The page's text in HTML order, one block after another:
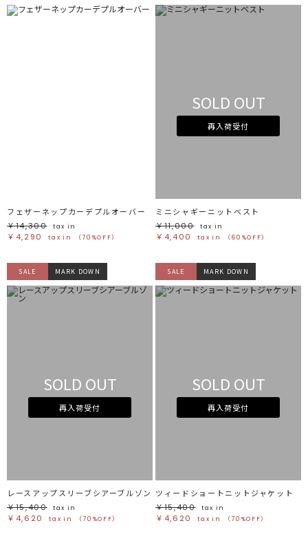
フェザーネップカーデプルオーバー
￥14,300
tax in
￥4,290 tax in （70%OFF）
SOLD OUT
再入荷受付
ミニシャギーニットベスト
￥11,000
tax in
￥4,400 tax in （60%OFF）
SALE MARK DOWN
SOLD OUT
再入荷受付
レースアップスリーブシアーブルゾン
￥15,400
tax in
￥4,620 tax in （70%OFF）
SALE MARK DOWN
SOLD OUT
再入荷受付
ツィードショートニットジャケット
￥15,400
tax in
￥4,620 tax in （70%OFF）